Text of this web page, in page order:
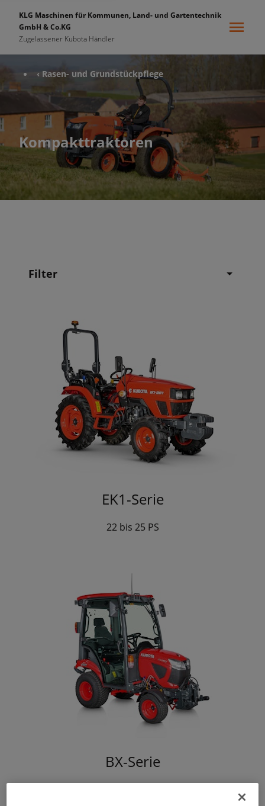
KLG Maschinen für Kommunen, Land- und Gartentechnik
GmbH & Co.KG
Zugelassener Kubota Händler
‹ Rasen- und Grundstückpflege
Kompakttraktoren
Filter
EK1-Serie
22 bis 25 PS
BX-Serie